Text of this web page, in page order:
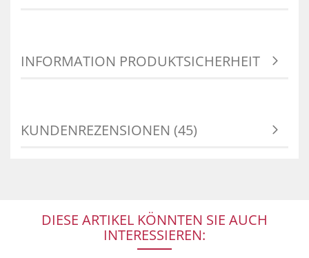
INFORMATION PRODUKTSICHERHEIT
KUNDENREZENSIONEN (45)
DIESE ARTIKEL KÖNNTEN SIE AUCH
INTERESSIEREN: